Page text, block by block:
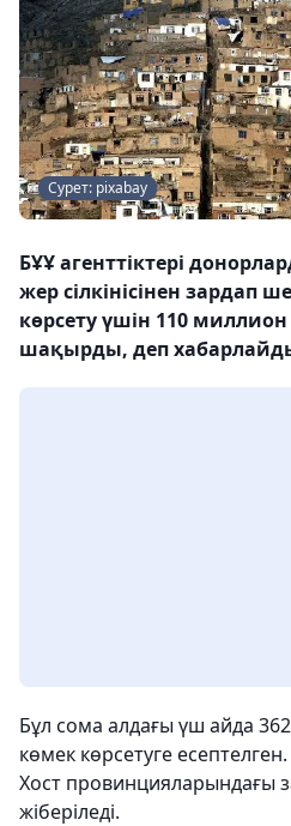
Сурет: pixabay
БҰҰ агенттіктері
жер сілкінісінен зардап
көрсету үшін 110
шақырды, деп
Бұл сома алдағы үш айда
көмек көрсетуге
Хост провинцияларындағы
жіберіледі.